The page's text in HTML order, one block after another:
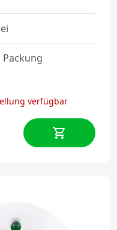
Packung
verfügbar